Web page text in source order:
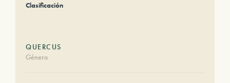
Clasificación
QUERCUS
Género